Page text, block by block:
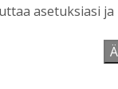
asetuksiasi